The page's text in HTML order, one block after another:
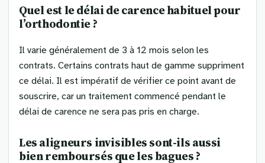
Quel est le délai de carence habituel pour
l’orthodontie ?
Il varie généralement de 3 à 12 mois selon les
contrats. Certains contrats haut de gamme suppriment
ce délai. Il est impératif de vérifier ce point avant de
souscrire, car un traitement commencé pendant le
délai de carence ne sera pas pris en charge.
Les aligneurs invisibles sont-ils aussi
bien remboursés que les bagues ?